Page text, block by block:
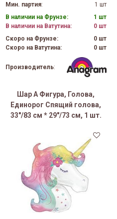
Мин. партия:
1 шт
В наличии на Фрунзе:
1 шт
В наличии на Ватутина:
0 шт
Скоро на Фрунзе:
0 шт
Скоро на Ватутина:
0 шт
Производитель:
Шар А Фигура, Голова,
Единорог Спящий голова,
33"/83 см * 29"/73 см, 1 шт.